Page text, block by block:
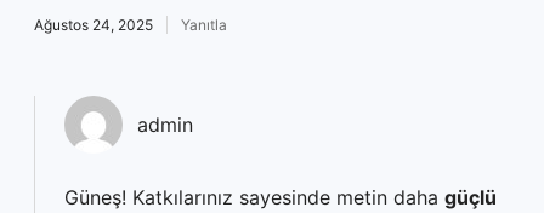
Ağustos 24, 2025 Yanıtla
admin
Güneş! Katkılarınız sayesinde metin daha güçlü